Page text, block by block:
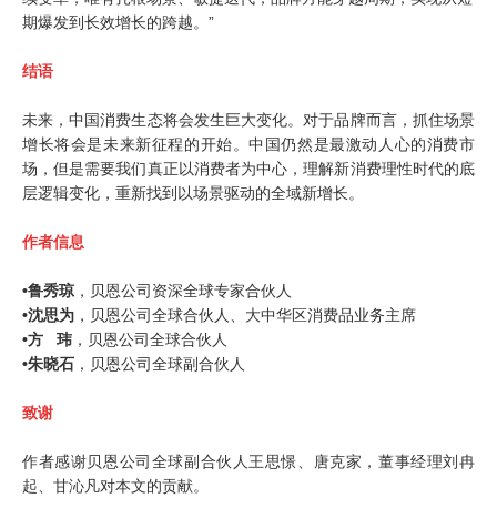
期爆发到长效增长的跨越。”
结语
未来，中国消费生态将会发生巨大变化。对于品牌而言，抓住场景
增长将会是未来新征程的开始。中国仍然是最激动人心的消费市
场，但是需要我们真正以消费者为中心，理解新消费理性时代的底
层逻辑变化，重新找到以场景驱动的全域新增长。
作者信息
•鲁秀琼 ，贝恩公司资深全球专家合伙人
•沈思为 ，贝恩公司全球合伙人、大中华区消费品业务主席
•方 玮 ，贝恩公司全球合伙人
•朱晓石 ，贝恩公司全球副合伙人
致谢
作者感谢贝恩公司全球副合伙人王思憬、唐克家，董事经理刘冉
起、甘沁凡对本文的贡献。